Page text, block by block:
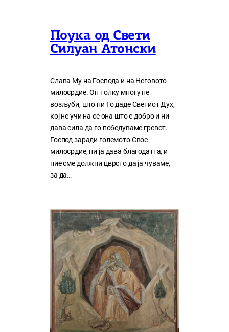
Поука од Свети
Силуан Атонски
Слава Му на Господа и на Неговото
милосрдие. Он толку многу нe
возљуби, што ни Го даде Светиот Дух,
кој нe учи на сe она што е добро и ни
дава сила да го победуваме гревот.
Господ заради големото Свое
милосрдие, ни ја дава благодатта, и
ние сме должни цврсто да ја чуваме,
за да…